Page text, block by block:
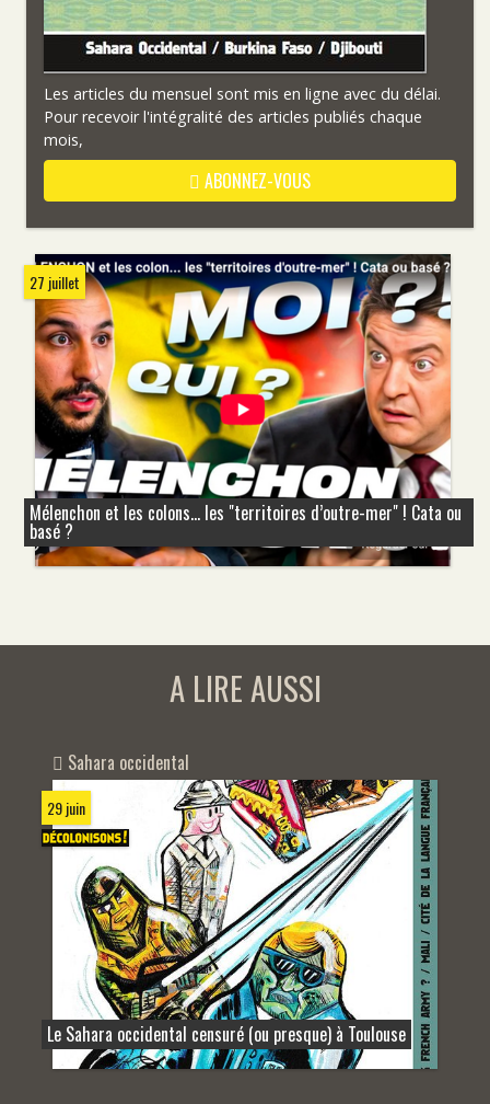
Les articles du mensuel sont mis en ligne avec du délai.
Pour recevoir l'intégralité des articles publiés chaque
mois,
ABONNEZ-VOUS
27 juillet
Mélenchon et les colons... les "territoires d’outre-mer" ! Cata ou
basé ?
A LIRE AUSSI
Sahara occidental
29 juin
Le Sahara occidental censuré (ou presque) à Toulouse